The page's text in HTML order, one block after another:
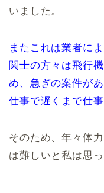
いました。
またこれは業者に
関士の方々は飛行
め、急ぎの案件が
仕事で遅くまで仕
そのため、年々体
は難しいと私は思っ